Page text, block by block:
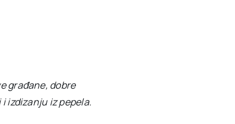
građane, dobre
izdizanju iz pepela.